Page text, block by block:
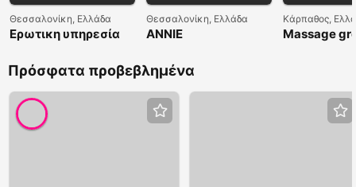
Θεσσαλονίκη, Ελλάδα
Ερωτικη υπηρεσία
Θεσσαλονίκη, Ελλάδα
ANNIE
Κάρπαθος,
Massage
Πρόσφατα προβεβλημένα